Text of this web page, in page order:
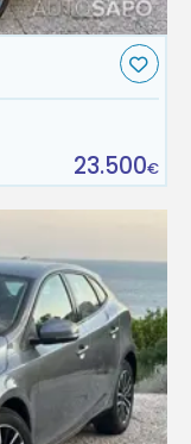
23.500€